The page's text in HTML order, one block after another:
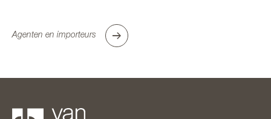
Agenten en importeurs